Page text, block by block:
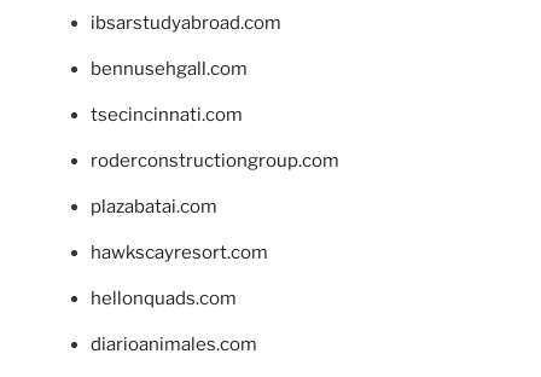
ibsarstudyabroad.com
bennusehgall.com
tsecincinnati.com
roderconstructiongroup.com
plazabatai.com
hawkscayresort.com
hellonquads.com
diarioanimales.com